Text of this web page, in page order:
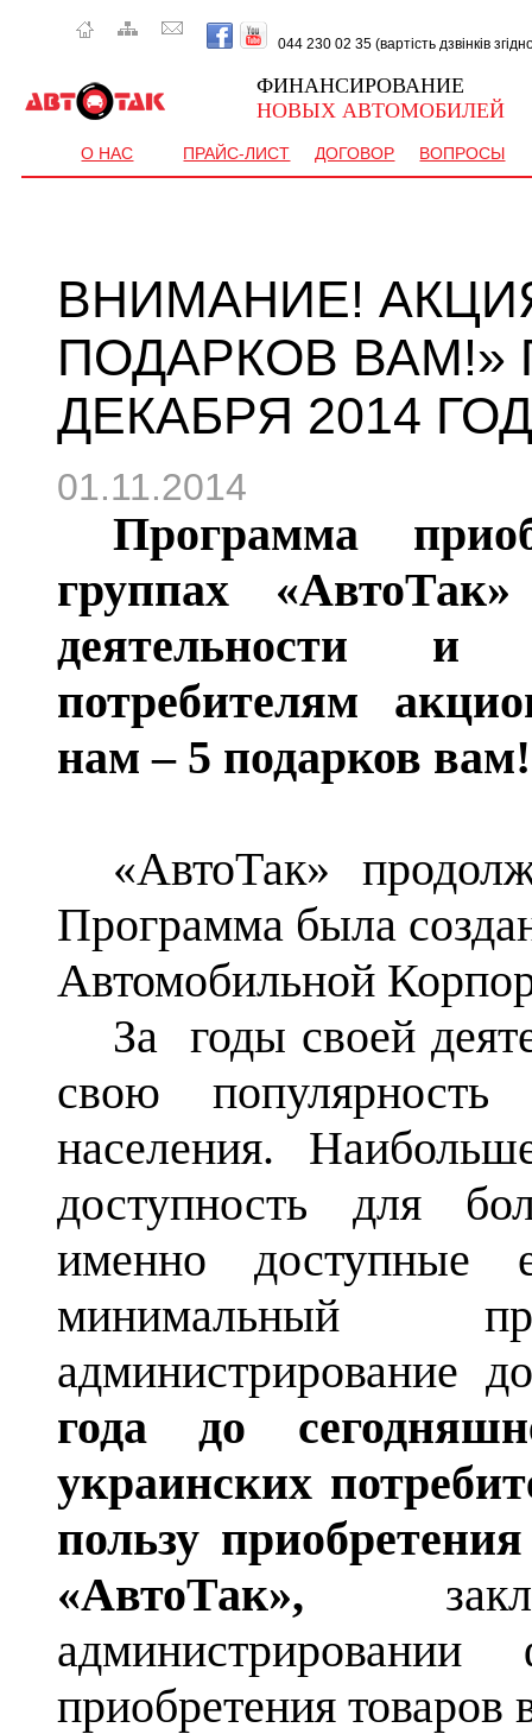
044 230 02 35 (вартість дзвінків
ФИНАНСИРОВАНИЕ
НОВЫХ АВТОМОБИЛЕЙ
О НАС ПРАЙС-ЛИСТ ДОГОВОР ВОПРОСЫ
ВНИМАНИЕ!
ПОДАРКОВ ВАМ!»
ДЕКАБРЯ 2014
01.11.2014
Программа
группах «АвтоТак»
деятельности и
потребителям
нам – 5 подарков
«АвтоТак»
Программа была
Автомобильной
За
годы своей
свою
населения.
доступность для
именно доступные
минимальный
администрирование
года до
украинских
пользу
«АвтоТак»,
приобретения товаров